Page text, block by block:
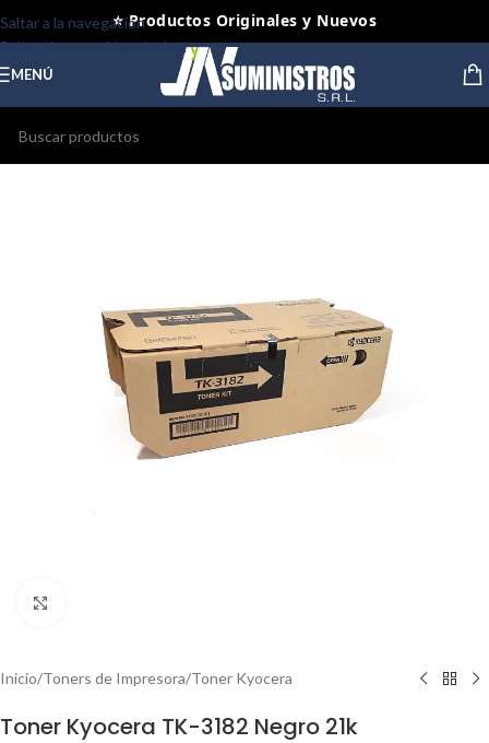
Saltar a la navegación
Saltar al contenido principal
⭐ Productos Originales y Nuevos
MENÚ
Inicio/Toners de Impresora/Toner Kyocera
Toner Kyocera TK-3182 Negro 21k